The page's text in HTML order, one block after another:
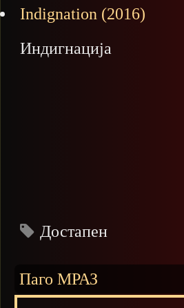
Indignation (2016)
Индигнација
Достапен
Паго МРАЗ